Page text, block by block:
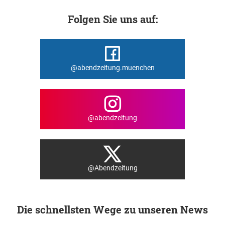
Folgen Sie uns auf:
@abendzeitung.muenchen
@abendzeitung
@Abendzeitung
Die schnellsten Wege zu unseren News